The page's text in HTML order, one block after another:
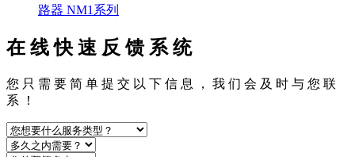
路器 NM1系列
在 线 快 速 反 馈 系 统
您 只 需 要 简 单 提 交 以 下 信 息 ， 我 们 会 及 时 与 您 联
系 ！